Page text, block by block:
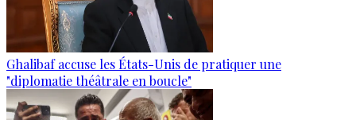
Ghalibaf accuse les États-Unis de pratiquer une
"diplomatie théâtrale en boucle"